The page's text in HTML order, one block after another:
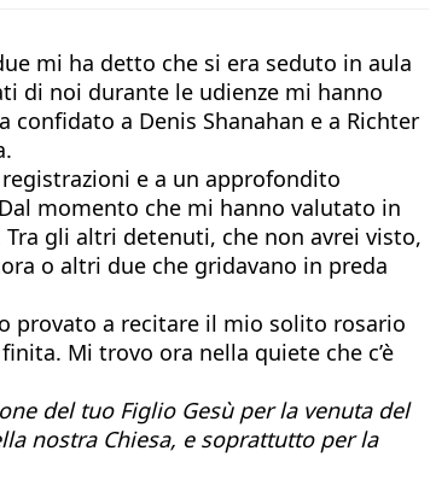
mi ha detto che si era seduto in aula
di noi durante le udienze mi hanno
a Denis Shanahan e a Richter
e a un approfondito
momento che mi hanno valutato in
gli altri detenuti, che non avrei visto,
o altri due che gridavano in preda
provato a recitare il mio solito rosario
Mi trovo ora nella quiete che c’è
del tuo Figlio Gesù per la venuta del
nostra Chiesa, e soprattutto per la